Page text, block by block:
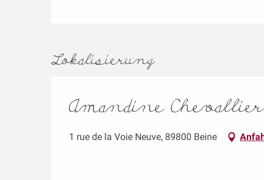
Lokalisierung
Amandine
1 rue de la Voie Neuve, 89800 Beine